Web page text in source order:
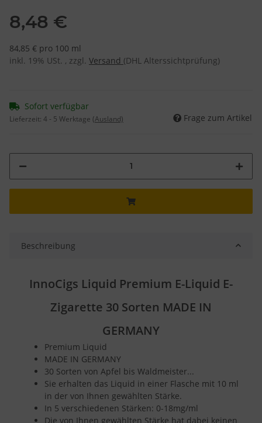
8,48 €
84,85 € pro 100 ml
inkl. 19% USt. , zzgl. Versand (DHL Alterssichtprüfung)
Sofort verfügbar
Lieferzeit: 4 - 5 Werktage (Ausland) Frage zum Artikel
Beschreibung
InnoCigs Liquid Premium E-Liquid E-
Zigarette 30 Sorten MADE IN
GERMANY
Premium Liquid
MADE IN GERMANY
30 Sorten von Apfel bis Waldmeister...
Sie erhalten das Liquid in einer Flasche mit 10 ml
in der von Ihnen gewählten Stärke.
In 5 verschiedenen Stärken: 0-18mg/ml
Die von Ihnen gewählten Stärke hat dabei keinen